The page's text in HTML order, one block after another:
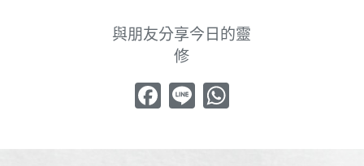
與朋友分享今日的靈
修
Facebook
Line WhatsApp